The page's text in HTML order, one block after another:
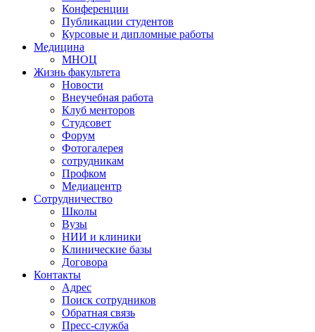
Конференции
Публикации студентов
Курсовые и дипломные работы
Медицина
МНОЦ
Жизнь факультета
Новости
Внеучебная работа
Клуб менторов
Студсовет
Форум
Фотогалерея
сотрудникам
Профком
Медиацентр
Сотрудничество
Школы
Вузы
НИИ и клиники
Клинические базы
Договора
Контакты
Адрес
Поиск сотрудников
Обратная связь
Пресс-служба